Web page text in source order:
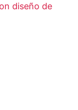
diseño de